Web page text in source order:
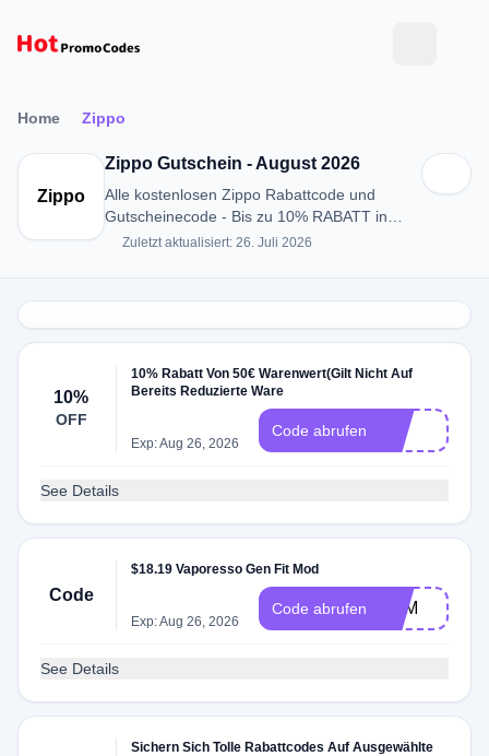
Home Zippo
Zippo
Zippo Gutschein - August 2026
Alle kostenlosen Zippo Rabattcode und
Gutscheinecode - Bis zu 10% RABATT in
August 2026
Zuletzt aktualisiert: 26. Juli 2026
10%
OFF
10% Rabatt Von 50€ Warenwert(Gilt Nicht Auf
Bereits Reduzierte Ware
Exp: Aug 26, 2026
Code abrufen
See Details
Code
$18.19 Vaporesso Gen Fit Mod
Exp: Aug 26, 2026
Code abrufen NFM
See Details
Sichern Sich Tolle Rabattcodes Auf Ausgewählte